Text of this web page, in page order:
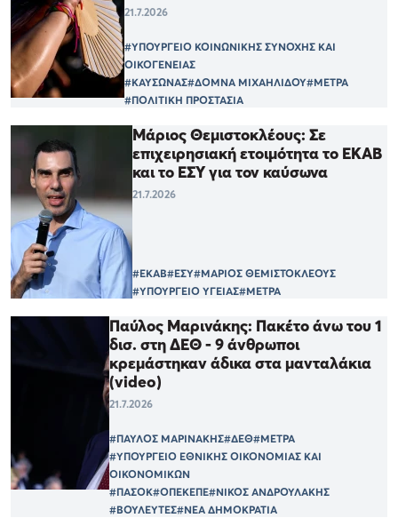
21.7.2026
#ΥΠΟΥΡΓΕΙΟ ΚΟΙΝΩΝΙΚΗΣ ΣΥΝΟΧΗΣ ΚΑΙ
ΟΙΚΟΓΕΝΕΙΑΣ
#ΚΑΥΣΩΝΑΣ#ΔΟΜΝΑ ΜΙΧΑΗΛΙΔΟΥ#ΜΕΤΡΑ
#ΠΟΛΙΤΙΚΗ ΠΡΟΣΤΑΣΙΑ
Μάριος Θεμιστοκλέους: Σε
επιχειρησιακή ετοιμότητα το ΕΚΑΒ
και το ΕΣΥ για τον καύσωνα
21.7.2026
#ΕΚΑΒ#ΕΣΥ#ΜΑΡΙΟΣ ΘΕΜΙΣΤΟΚΛΕΟΥΣ
#ΥΠΟΥΡΓΕΙΟ ΥΓΕΙΑΣ#ΜΕΤΡΑ
Παύλος Μαρινάκης: Πακέτο άνω του 1
δισ. στη ΔΕΘ - 9 άνθρωποι
κρεμάστηκαν άδικα στα μανταλάκια
(video)
21.7.2026
#ΠΑΥΛΟΣ ΜΑΡΙΝΑΚΗΣ#ΔΕΘ#ΜΕΤΡΑ
#ΥΠΟΥΡΓΕΙΟ ΕΘΝΙΚΗΣ ΟΙΚΟΝΟΜΙΑΣ ΚΑΙ
ΟΙΚΟΝΟΜΙΚΩΝ
#ΠΑΣΟΚ#ΟΠΕΚΕΠΕ#ΝΙΚΟΣ ΑΝΔΡΟΥΛΑΚΗΣ
#ΒΟΥΛΕΥΤΕΣ#ΝΕΑ ΔΗΜΟΚΡΑΤΙΑ